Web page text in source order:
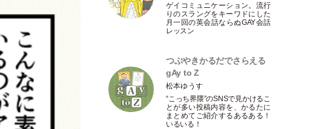
ゲイコミュニケーション。流行
りのスラングをキーワドにした
月一回の英会話ならぬGAY会話
レッスン
つぶやきかるだでさらえる
gAy to Z
松本ゆうす
“こっち界隈”のSNSで見かけるこ
とが多い投稿内容を、かるたに
まとめてご紹介するあるある！
いるいる！